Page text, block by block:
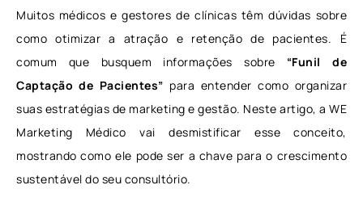
Muitos médicos e gestores de clínicas têm dúvidas sobre
como otimizar a atração e retenção de pacientes. É
comum que busquem informações sobre “Funil de
Captação de Pacientes” para entender como organizar
suas estratégias de marketing e gestão. Neste artigo, a WE
Marketing Médico vai desmistificar esse conceito,
mostrando como ele pode ser a chave para o crescimento
sustentável do seu consultório.